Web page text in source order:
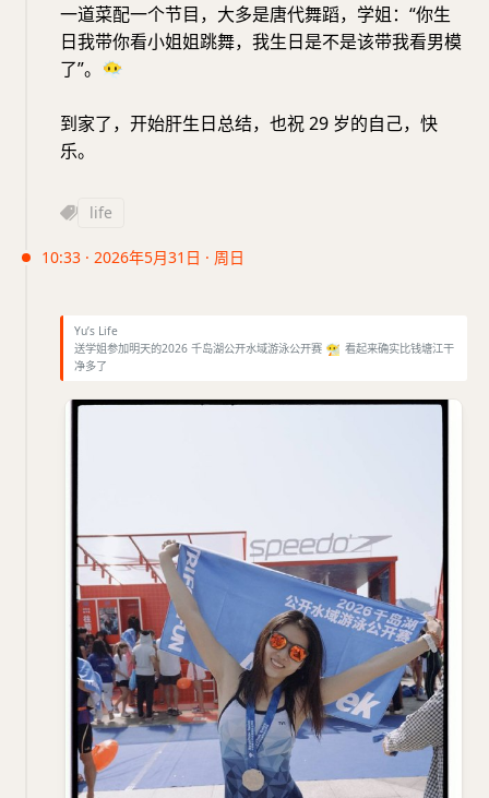
一道菜配一个节目，大多是唐代舞蹈，学姐：“你生
日我带你看小姐姐跳舞，我生日是不是该带我看男模
了”。 😶‍🌫️
到家了，开始肝生日总结，也祝 29 岁的自己，快
乐。
life
10:33 · 2026年5月31日 · 周日
Yu’s Life
送学姐参加明天的2026 千岛湖公开水域游泳公开赛 😶‍🌫️ 看起来确实比钱塘江干
净多了